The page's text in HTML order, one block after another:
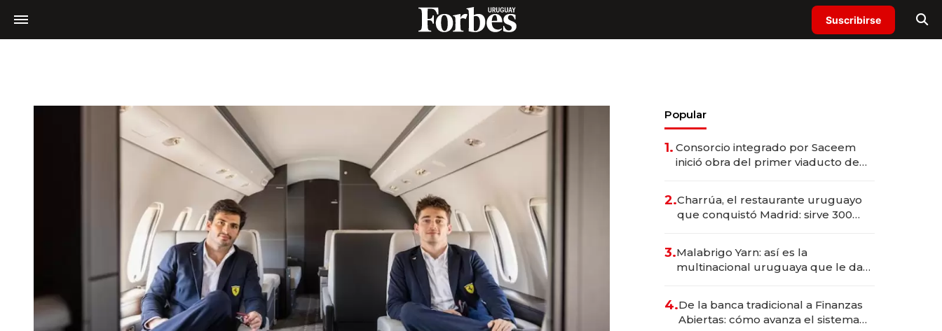
Suscribirse
Popular
1. Consorcio integrado por Saceem
inició obra del primer viaducto de
millones
2.Charrúa, el restaurante uruguayo
que conquistó Madrid: sirve 300
prepara apertura
3.Malabrigo Yarn: así es la
multinacional uruguaya que le da
4.De la banca tradicional a Finanzas
Abiertas: cómo avanza el sistema